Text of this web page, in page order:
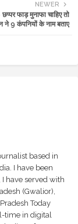
NEWER
फाड़ मुनाफा चाहिए तो
ने 9 कंपनियों के नाम बताए
based in
I have been
have served with
(Gwalior),
Today
time in digital